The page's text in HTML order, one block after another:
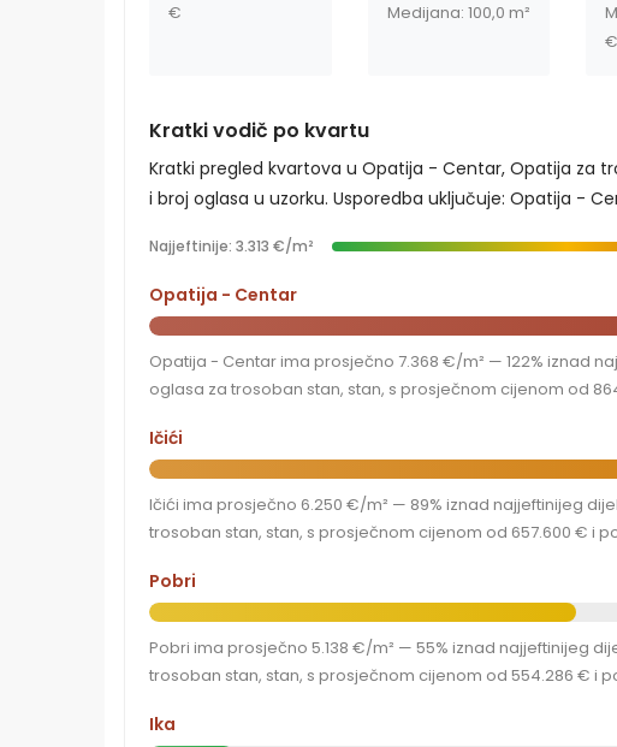
€
Medijana: 100,0 m²
Kratki vodič po kvartu
Kratki pregled kvartova u Opatija - Centar, Opatija za
i broj oglasa u uzorku. Usporedba uključuje: Opatija -
Najjeftinije: 3.313 €/m²
Opatija - Centar
Opatija - Centar ima prosječno 7.368 €/m² — 122% iznad
oglasa za trosoban stan, stan, s prosječnom cijenom od
Ičići
Ičići ima prosječno 6.250 €/m² — 89% iznad najjeftinijeg
trosoban stan, stan, s prosječnom cijenom od 657.600 € i
Pobri
Pobri ima prosječno 5.138 €/m² — 55% iznad najjeftinijeg
trosoban stan, stan, s prosječnom cijenom od 554.286 € i
Ika